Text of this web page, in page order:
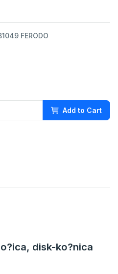
FERODO
Add to Cart
disk-ko?nica